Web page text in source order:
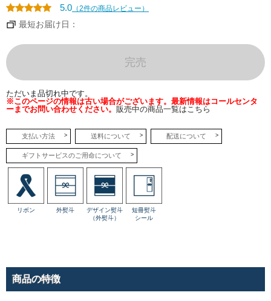
と
け
ス。
中
ば
せ
ラ
ボ
セ
に。
5.0 （2件の商品レビュー）
最短お届け日：
完売
ただいま品切れ中です。
※このページの情報は古い場合がございます。最新情報はコールセンタ
ーまでお問い合わせください。 販売中の商品一覧はこちら
支払い方法 送料について 配送について
ギフトサービスのご用命について
リボン 外熨斗
デザイン熨斗
（外熨斗）
短冊熨斗
シール
商品の特徴